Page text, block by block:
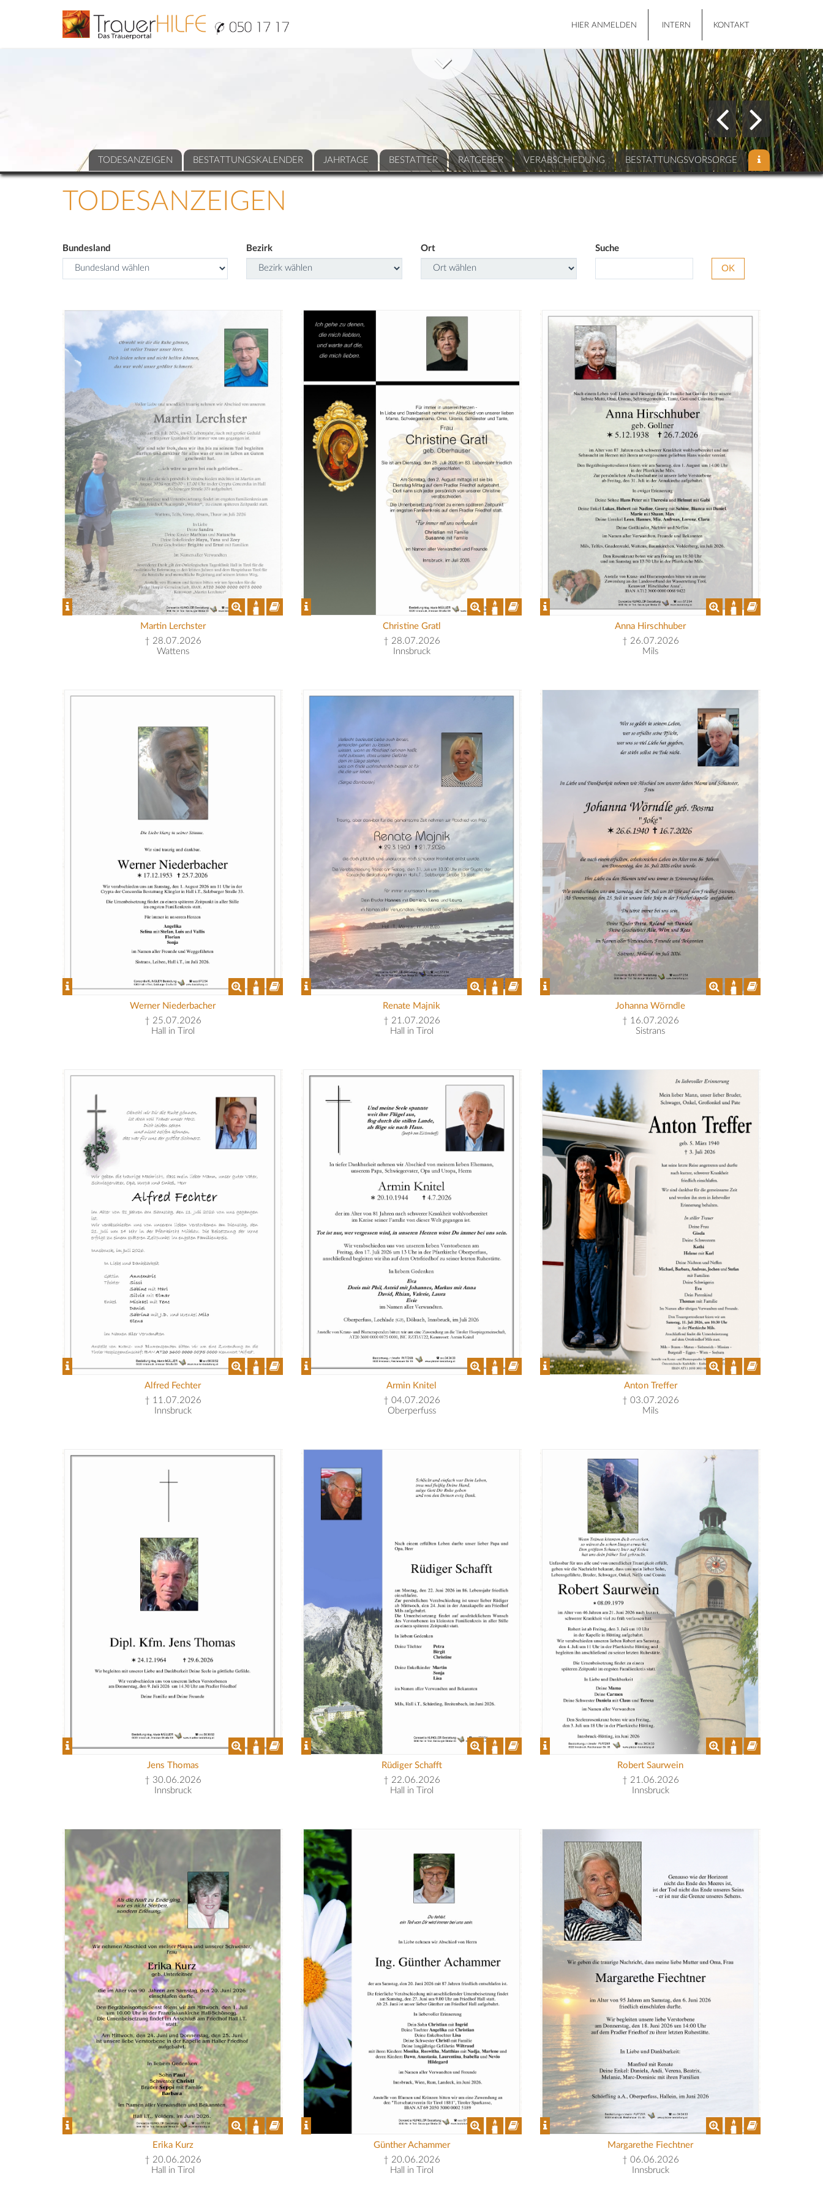
HIER ANMELDEN INTERN KONTAKT
TODESANZEIGEN BESTATTUNGSKALENDER JAHRTAGE BESTATTER RATGEBER VERABSCHIEDUNG BESTATTUNGSVORSORGE
TODESANZEIGEN
Bundesland Bezirk Ort Suche
OK
Martin Lerchster
† 28.07.2026
Wattens
Christine Gratl
† 28.07.2026
Innsbruck
Anna Hirschhuber
† 26.07.2026
Mils
Werner Niederbacher
† 25.07.2026
Hall in Tirol
Renate Majnik
† 21.07.2026
Hall in Tirol
Johanna Wörndle
† 16.07.2026
Sistrans
Alfred Fechter
† 11.07.2026
Innsbruck
Armin Knitel
† 04.07.2026
Oberperfuss
Anton Treffer
† 03.07.2026
Mils
Jens Thomas
† 30.06.2026
Innsbruck
Rüdiger Schafft
† 22.06.2026
Hall in Tirol
Robert Saurwein
† 21.06.2026
Innsbruck
Erika Kurz
† 20.06.2026
Hall in Tirol
Günther Achammer
† 20.06.2026
Hall in Tirol
Margarethe Fiechtner
† 06.06.2026
Innsbruck